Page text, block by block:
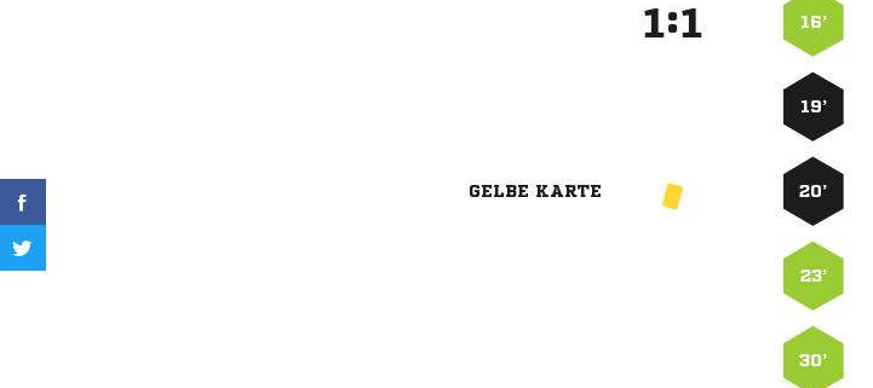
: 16’
19’
GELBE KARTE 20’
23’
30’